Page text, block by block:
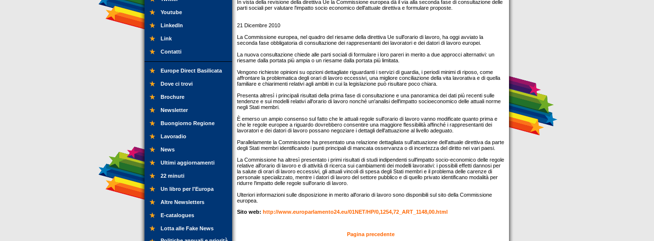
Youtube
LinkedIn
Link
Contatti
Europe Direct Basilicata
Dove ci trovi
Brochure
Newsletter
Buongiorno Regione
Lavoradio
News
Ultimi aggiornamenti
22 minuti
Un libro per l'Europa
Altre Newsletters
E-catalogues
Lotta alle Fake News
In vista della revisione della direttiva Ue la Commissione europea dà il via alla seconda fase di consultazione delle
parti sociali per valutare l'impatto socio economico dell'attuale direttiva e formulare proposte.
21 Dicembre 2010
La Commissione europea, nel quadro del riesame della direttiva Ue sull'orario di lavoro, ha oggi avviato la
seconda fase obbligatoria di consultazione dei rappresentanti dei lavoratori e dei datori di lavoro europei.
La nuova consultazione chiede alle parti sociali di formulare i loro pareri in merito a due approcci alternativi: un
riesame dalla portata più ampia o un riesame dalla portata più limitata.
Vengono richieste opinioni su opzioni dettagliate riguardanti i servizi di guardia, i periodi minimi di riposo, come
affrontare la problematica degli orari di lavoro eccessivi, una migliore conciliazione della vita lavorativa e di quella
familiare e chiarimenti relativi agli ambiti in cui la legislazione può risultare poco chiara.
Presenta altresì i principali risultati della prima fase di consultazione e una panoramica dei dati più recenti sulle
tendenze e sui modelli relativi all'orario di lavoro nonché un'analisi dell'impatto socioeconomico delle attuali norme
negli Stati membri.
È emerso un ampio consenso sul fatto che le attuali regole sull'orario di lavoro vanno modificate quanto prima e
che le regole europee a riguardo dovrebbero consentire una maggiore flessibilità affinché i rappresentanti dei
lavoratori e dei datori di lavoro possano negoziare i dettagli dell'attuazione al livello adeguato.
Parallelamente la Commissione ha presentato una relazione dettagliata sull'attuazione dell'attuale direttiva da parte
degli Stati membri identificando i punti principali di mancata osservanza o di incertezza del diritto nei vari paesi.
La Commissione ha altresì presentato i primi risultati di studi indipendenti sull'impatto socio-economico delle regole
relative all'orario di lavoro e di attività di ricerca sui cambiamenti dei modelli lavorativi: i possibili effetti dannosi per
la salute di orari di lavoro eccessivi, gli attuali vincoli di spesa degli Stati membri e il problema delle carenze di
personale specializzato, mentre i datori di lavoro del settore pubblico e di quello privato identificano modalità per
ridurre l'impatto delle regole sull'orario di lavoro.
Ulteriori informazioni sulle disposizione in merito all'orario di lavoro sono disponibili sul sito della Commissione
europea.
Sito web: http://www.europarlamento24.eu/01NET/HP/0,1254,72_ART_1148,00.html
Pagina precedente